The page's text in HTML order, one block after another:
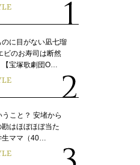
のに目がない凪七瑠
ビのお寿司は断然
【宝塚歌劇団O…
うこと？ 安堵から
はほぼほぼ当た
生ママ（40…